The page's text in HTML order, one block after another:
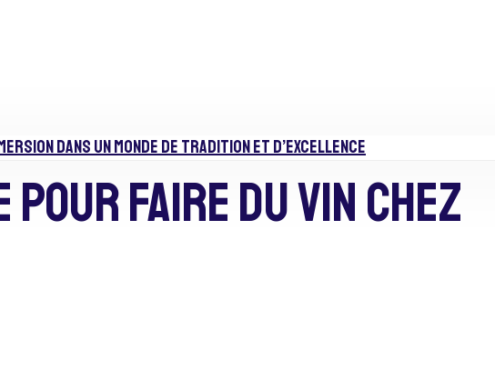
DANS UN MONDE DE TRADITION ET D’EXCELLENCE
Pour Faire Du Vin Chez